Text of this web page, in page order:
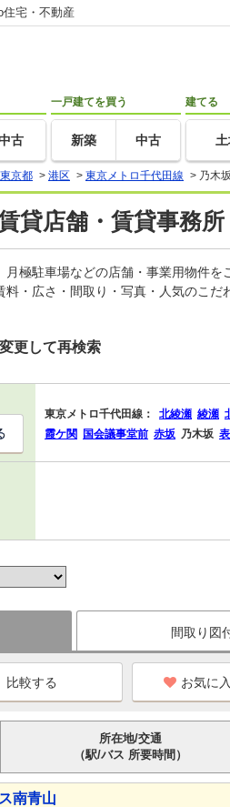
宅・不動産
古
一戸建てを買う
新築 中古
建てる
東京都 > 港区 > 東京メトロ千代田線 > 乃木
貸店舗・賃貸事務
極駐車場などの店舗・事業用物件
・広さ・間取り・写真・人気のこ
更して再検索
東京メトロ千代田線： 北綾瀬 綾瀬
霞ケ関
国会議事堂前 赤坂 乃木坂
間取り図
お気に
所在地/交通
（駅/バス 所要時間）
南青山